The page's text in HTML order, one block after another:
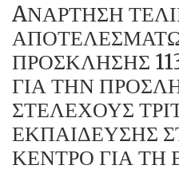
AΝΑΡΤΗΣΗ
ΠΡΟΣΚΛΗΣΗΣ
ΓΙΑ ΤΗΝ
ΣΤΕΛΕΧΟΥΣ
ΕΚΠΑΙΔΕΥΣΗΣ
ΚΕΝΤΡΟ ΓΙΑ ΤΗ